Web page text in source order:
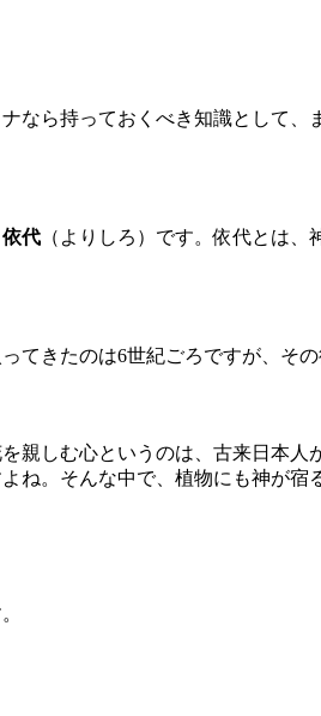
ら持っておくべき知識として、
依代 （よりしろ）です。依代とは
てきたのは6世紀ごろですが、そ
しむ心というのは、古来日本人
。そんな中で、植物にも神が宿